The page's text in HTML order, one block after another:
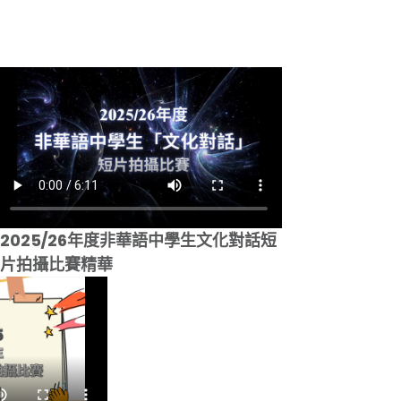
2025/26年度非華語中學生文化對話短
片拍攝比賽精華